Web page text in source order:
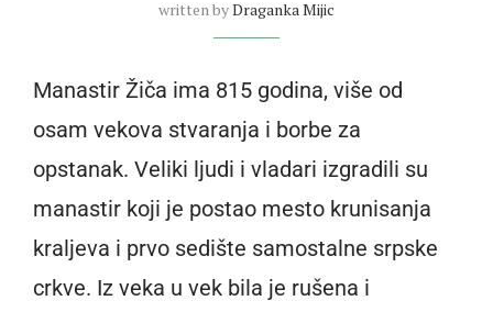
written byDraganka Mijic
Manastir Žiča ima 815 godina, više od
osam vekova stvaranja i borbe za
opstanak. Veliki ljudi i vladari izgradili su
manastir koji je postao mesto krunisanja
kraljeva i prvo sedište samostalne srpske
crkve. Iz veka u vek bila je rušena i